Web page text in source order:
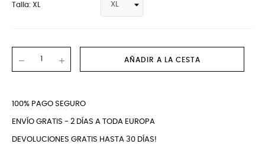
Talla: XL
AÑADIR A LA CESTA
100% PAGO SEGURO
ENVÍO GRATIS - 2 DÍAS A TODA EUROPA
DEVOLUCIONES GRATIS HASTA 30 DÍAS!